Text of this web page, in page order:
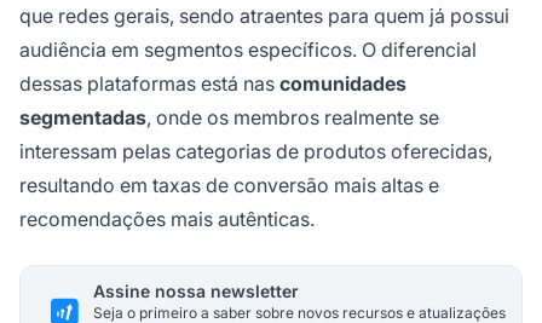
que redes gerais, sendo atraentes para quem já possui
audiência em segmentos específicos. O diferencial
dessas plataformas está nas comunidades
segmentadas, onde os membros realmente se
interessam pelas categorias de produtos oferecidas,
resultando em taxas de conversão mais altas e
recomendações mais autênticas.
Assine nossa newsletter
Seja o primeiro a saber sobre novos recursos e atualizações